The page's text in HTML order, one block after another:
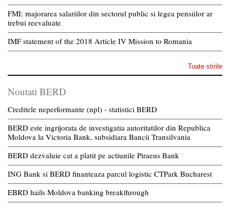
FMI: majorarea salariilor din sectorul public si legea pensiilor ar
trebui reevaluate
IMF statement of the 2018 Article IV Mission to Romania
Toate stirile
Noutati BERD
Creditele neperformante (npl) - statistici BERD
BERD este ingrijorata de investigatia autoritatilor din Republica
Moldova la Victoria Bank, subsidiara Bancii Transilvania
BERD dezvaluie cat a platit pe actiunile Piraeus Bank
ING Bank si BERD finanteaza parcul logistic CTPark Bucharest
EBRD hails Moldova banking breakthrough